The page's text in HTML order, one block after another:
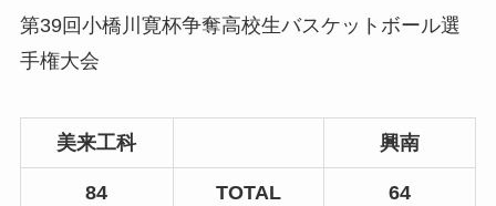
第39回小橋川寛杯争奪高校生バスケットボール選
手権大会
美来工科 興南
84 TOTAL 64